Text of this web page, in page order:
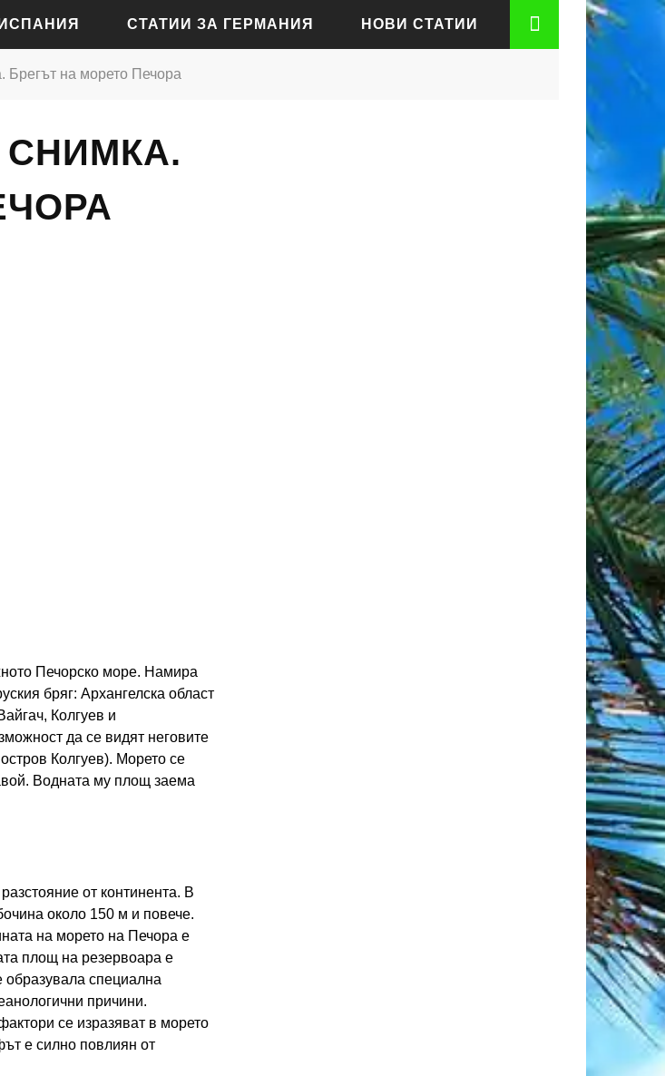
СТАТИИ ЗА ГЕРМАНИЯ
СТАТИИ ЗА БЕРЛИН
НОВИ СТАТИИ
Брегът на морето Печора
СНИМКА.
Печорско море. Намира
бряг: Архангелска област
Колгуев и
да се видят неговите
Колгуев). Морето се
Водната му площ заема
от континента. В
около 150 м и повече.
на морето на Печора е
площ на резервоара е
специална
причини.
се изразяват в морето
е силно повлиян от